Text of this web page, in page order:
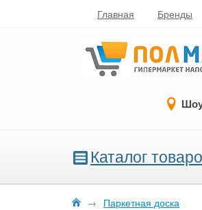
Главная Бренды
Каталог
→ Паркетная доска